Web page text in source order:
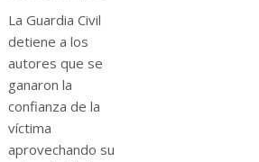
La Guardia Civil
detiene a los
autores que se
ganaron la
confianza de la
víctima
aprovechando su